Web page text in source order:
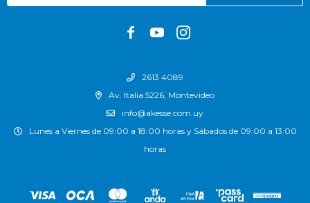
2613 4089
Av. Italia 5226, Montevideo
info@akesse.com.uy
Lunes a Viernes de 09:00 a 18:00 horas y Sábados de 09:00 a 13:00
horas
  